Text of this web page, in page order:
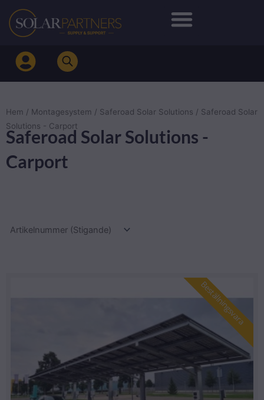
Hoppa
innehåll
Hem / Montagesystem / Saferoad Solar Solutions / Saferoad Solar
Solutions - Carport
Saferoad Solar Solutions -
Carport
Beställningsvara